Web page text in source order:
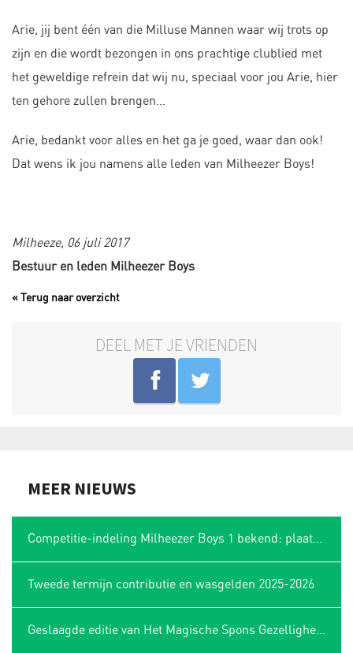
Arie, jij bent één van die Milluse Mannen waar wij trots op
zijn en die wordt bezongen in ons prachtige clublied met
het geweldige refrein dat wij nu, speciaal voor jou Arie, hier
ten gehore zullen brengen…
Arie, bedankt voor alles en het ga je goed, waar dan ook!
Dat wens ik jou namens alle leden van Milheezer Boys!
Milheeze, 06 juli 2017
Bestuur en leden Milheezer Boys
« Terug naar overzicht
DEEL MET JE VRIENDEN
MEER NIEUWS
Competitie-indeling Milheezer Boys 1 bekend: plaatsing in Limburgse hoek
Tweede termijn contributie en wasgelden 2025-2026
Geslaagde editie van Het Magische Spons Gezelligheidstoernooi